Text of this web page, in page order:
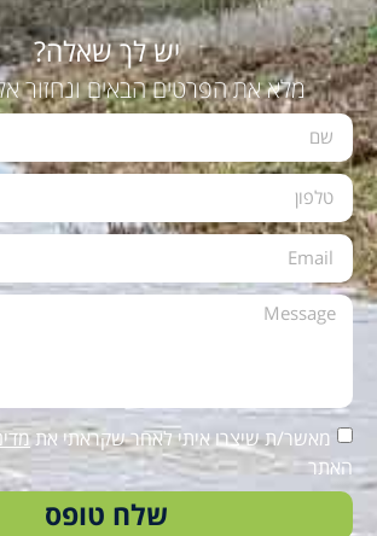
יש לך שאלה?
מלא את הפרטים הבאים ונחזור
מאשר/ת שיצרו איתי לאחר שקראתי את
האתר
שלח טופס